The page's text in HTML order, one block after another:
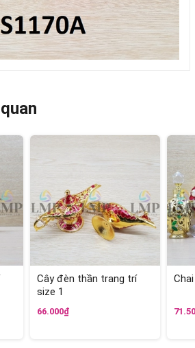
Cây đèn thần trang trí
size 1
66.000₫